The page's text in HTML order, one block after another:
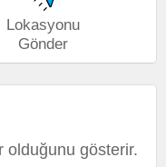
Lokasyonu
Gönder
olduğunu gösterir.